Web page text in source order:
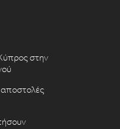
στην
αποστολές